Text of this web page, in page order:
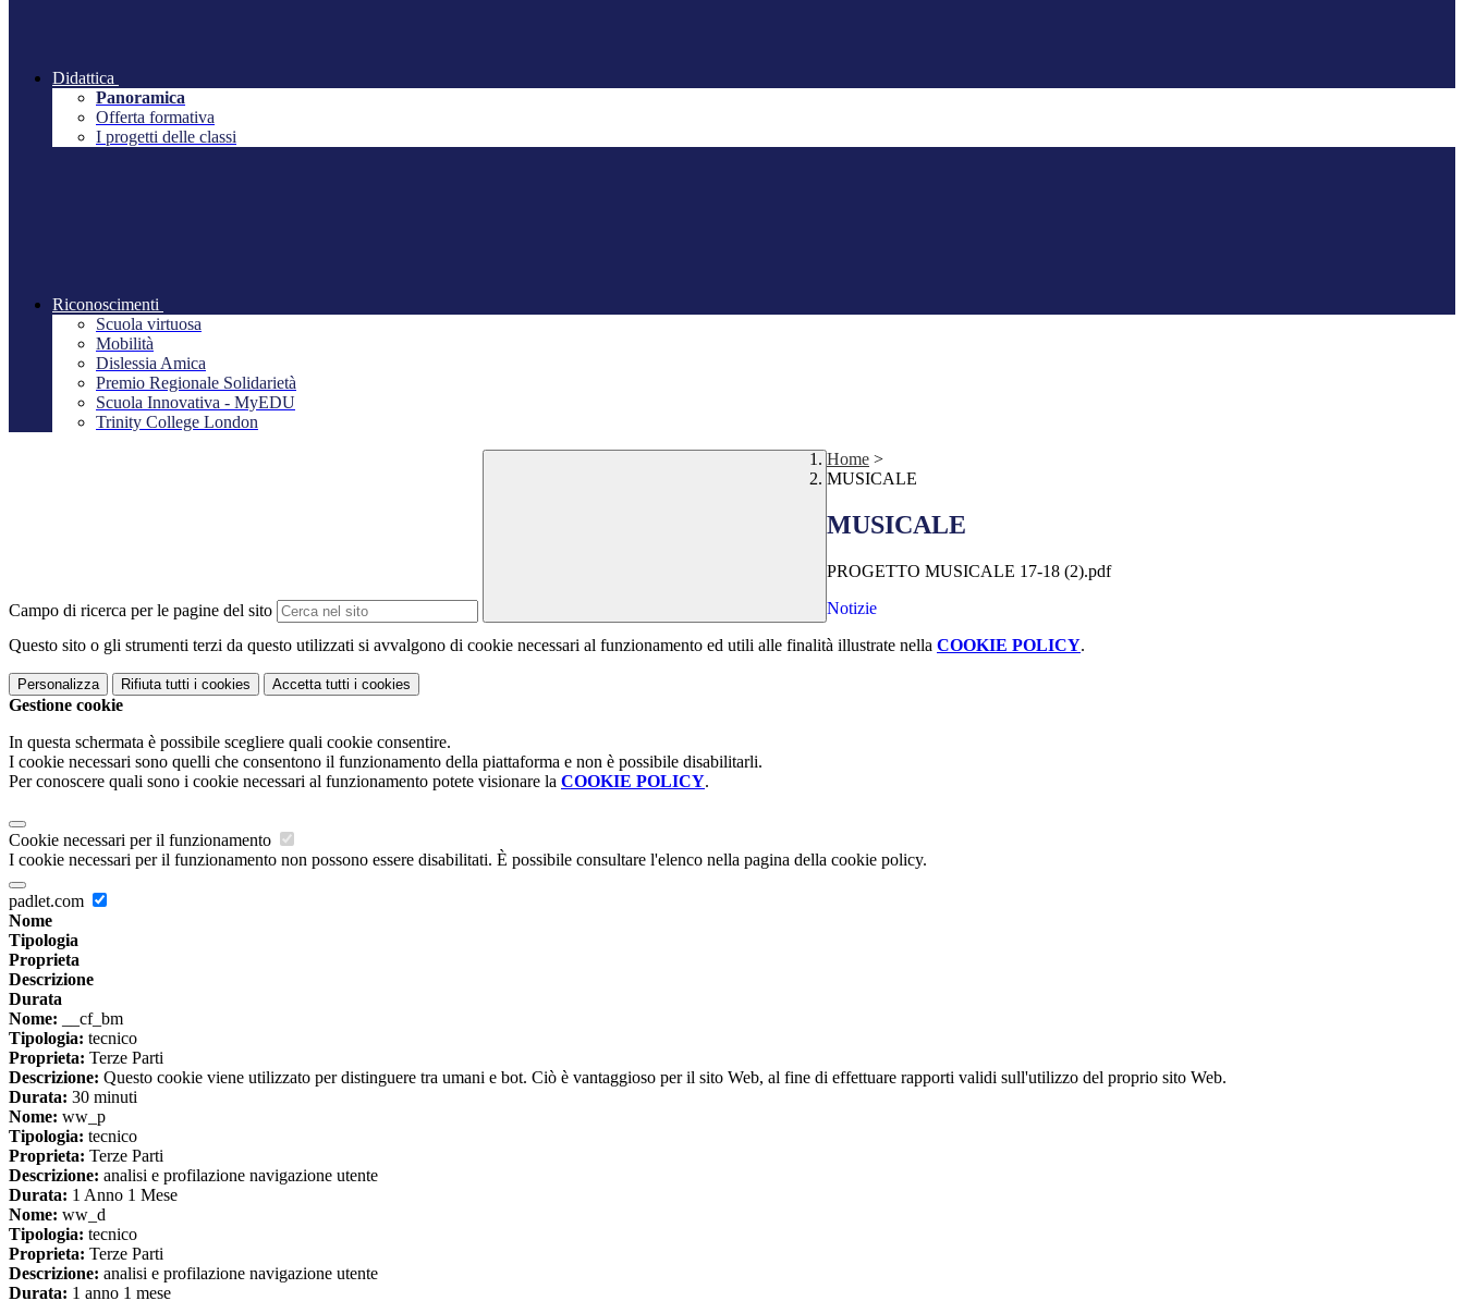
Didattica
Panoramica
Offerta formativa
I progetti delle classi
Riconoscimenti
Scuola virtuosa
Mobilità
Dislessia Amica
Premio Regionale Solidarietà
Scuola Innovativa - MyEDU
Trinity College London
Campo di ricerca per le pagine del sito
Home >
MUSICALE
MUSICALE
PROGETTO MUSICALE 17-18 (2).pdf
Notizie
Questo sito o gli strumenti terzi da questo utilizzati si avvalgono di cookie necessari al funzionamento ed utili alle finalità illustrate nella COOKIE POLICY.
Personalizza Rifiuta tutti i cookies Accetta tutti i cookies
Gestione cookie
In questa schermata è possibile scegliere quali cookie consentire.
I cookie necessari sono quelli che consentono il funzionamento della piattaforma e non è possibile disabilitarli.
Per conoscere quali sono i cookie necessari al funzionamento potete visionare la COOKIE POLICY.
Cookie necessari per il funzionamento
I cookie necessari per il funzionamento non possono essere disabilitati. È possibile consultare l'elenco nella pagina della cookie policy.
padlet.com
Nome
Tipologia
Proprieta
Descrizione
Durata
Nome: __cf_bm
Tipologia: tecnico
Proprieta: Terze Parti
Descrizione: Questo cookie viene utilizzato per distinguere tra umani e bot. Ciò è vantaggioso per il sito Web, al fine di effettuare rapporti validi sull'utilizzo del proprio sito Web.
Durata: 30 minuti
Nome: ww_p
Tipologia: tecnico
Proprieta: Terze Parti
Descrizione: analisi e profilazione navigazione utente
Durata: 1 Anno 1 Mese
Nome: ww_d
Tipologia: tecnico
Proprieta: Terze Parti
Descrizione: analisi e profilazione navigazione utente
Durata: 1 anno 1 mese